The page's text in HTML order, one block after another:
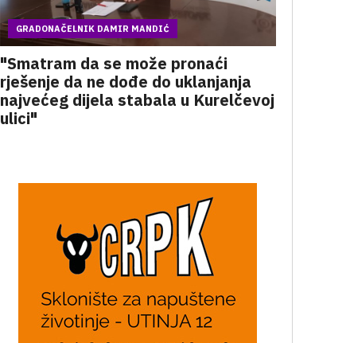
GRADONAČELNIK DAMIR MANDIĆ
"Smatram da se može pronaći
rješenje da ne dođe do uklanjanja
najvećeg dijela stabala u Kurelčevoj
ulici"